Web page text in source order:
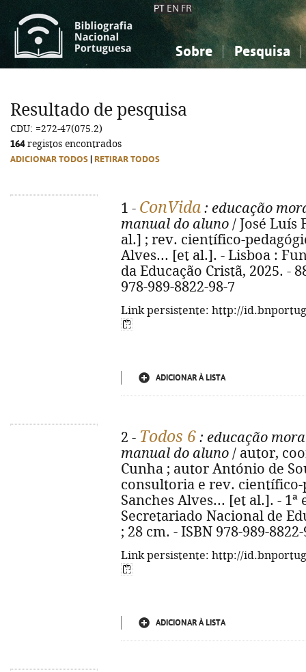
PT EN FR
Sobre Pesquisa
Ciências sociais...
Ciências sociais...
Resultado de pesquisa
CDU: =272-47(075.2)
164registos encontrados
ADICIONAR TODOS RETIRAR TODOS
1 - ConVida : educação
manual do aluno / José Luís
al.] ; rev. científico-
Alves... [et al.]. - Lisboa :
da Educação Cristã, 2025. -
978-989-8822-98-7
Link persistente: http://
ADICIONAR À LISTA
2 - Todos 6 : educação
manual do aluno / autor,
Cunha ; autor António de
consultoria e rev. científico-
Sanches Alves... [et al.]. - 1ª
Secretariado Nacional de
; 28 cm. - ISBN 978-989-
Link persistente: http://
ADICIONAR À LISTA